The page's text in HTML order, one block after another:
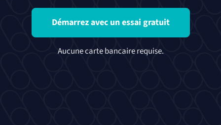
Démarrez avec un essai gratuit
Aucune carte bancaire requise.